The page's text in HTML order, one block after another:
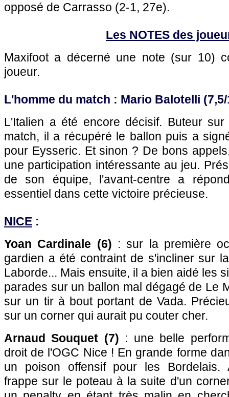
opposé de Carrasso (2-1, 27e).
Les NOTES des
Maxifoot a décerné une note (sur 10)
joueur.
L'homme du match : Mario Balotelli (7,5/
L'Italien a été encore décisif. Buteur
match, il a récupéré le ballon puis a
pour Eysseric. Et sinon ? De bons
une participation intéressante au jeu.
de son équipe, l'avant-centre a
essentiel dans cette victoire précieuse.
NICE :
Yoan Cardinale (6) : sur la première
gardien a été contraint de s'incliner sur
Laborde... Mais ensuite, il a bien aidé les
parades sur un ballon mal dégagé de Le
sur un tir à bout portant de Vada.
sur un corner qui aurait pu couter cher.
Arnaud Souquet (7) : une belle
droit de l'OGC Nice ! En grande forme
un poison offensif pour les Bordelais.
frappe sur le poteau à la suite d'un